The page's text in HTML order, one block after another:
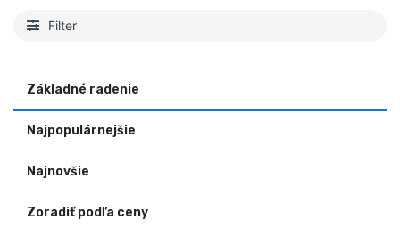
Filter
Základné radenie
Najpopulárnejšie
Najnovšie
Zoradiť podľa ceny